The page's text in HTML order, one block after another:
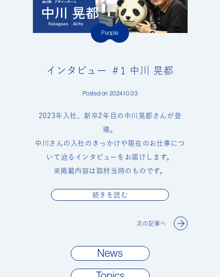
People
インタビュー ＃1 中川 晃都
Posted on 2024.10.03
2023年入社、新卒2年目の中川晃都さんが登
場。
中川さんの入社のきっかけや現在のお仕事につ
いて迫るインタビューをお届けします。
※掲載内容は取材当時のものです。
続きを読む
次の記事へ
News